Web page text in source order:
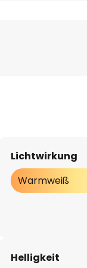
Lichtwirkung
Warmweiß
Helligkeit